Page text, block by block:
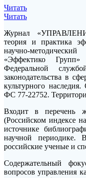
Читать
Читать
Журнал
теория и практика
научно-
«Эффектико
Федеральной
законодательства в
культурного
ФС 77-22752.
Входит в перечень
(Российском индексе
источнике
научной периодике.
российские ученые и
Содержательный
вопросов управления